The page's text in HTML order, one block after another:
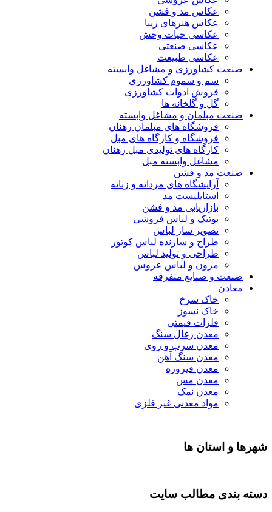
عکاس مد و فشن
عکاس هنرهای زیبا
عکاسی حیات وحش
عکاسی صنعتی
عکاسی طبیعت
صنعت کشاورزی و مشاغل وابسته
سم و سموم کشاورزی
فروش ادوات کشاورزی
گل و گلخانه ها
صنعت مبلمان و مشاغل وابسته
فروشگاه های مبلمان رهنان
فروشگاه و کارگاه های مبل
کارگاه های تولیدی مبل رهنان
مشاغل وابسته مبل
صنعت مد و فشن
آرایشگاه های مردانه و زنانه
استایلیست مد
بازاریابی مد و فشن
بوتیک و لباس فروشی
تصویر ساز لباس
طراح و سازنده لباس کوتور
طراحی و تولید لباس
مزون و لباس عروس
صنعت و صنایع متفرقه
معادن
خاک سرخ
خاک نسوز
فلزات قیمتی
معدن زغال سنگ
معدن سرب و روی
معدن سنگ آهن
معدن فیروزه
معدن مس
معدن نمک
مواد معدنی غیر فلزی
شهرها و استان ها
دسته بندی مطالب سایت